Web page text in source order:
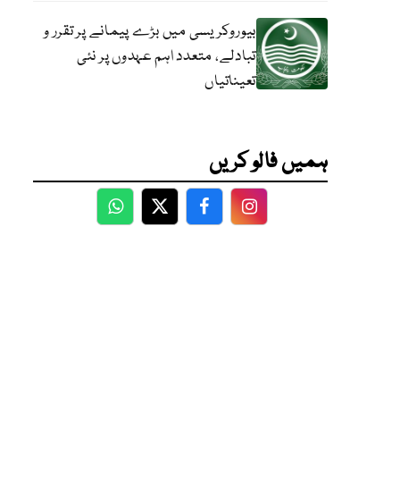
بیوروکریسی میں بڑے پیمانے پر تقرر و
تبادلے، متعدد اہم عہدوں پر نئی
تعیناتیاں
ہمیں فالو کریں
WhatsApp
TwitterFacebookFacebook